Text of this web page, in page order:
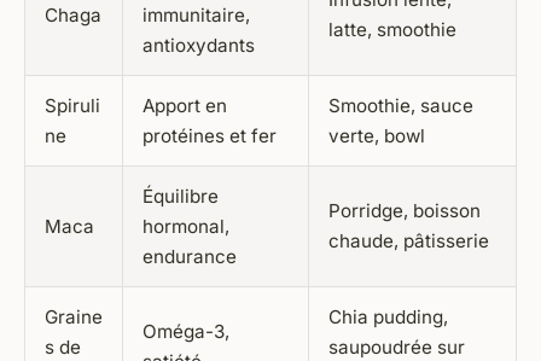
Chaga
immunitaire,
antioxydants
latte, smoothie
Spiruli
ne
Apport en
protéines et fer
Smoothie, sauce
verte, bowl
Maca
Équilibre
hormonal,
endurance
Porridge, boisson
chaude, pâtisserie
Graine
s de
Oméga-3,
Chia pudding,
saupoudrée sur